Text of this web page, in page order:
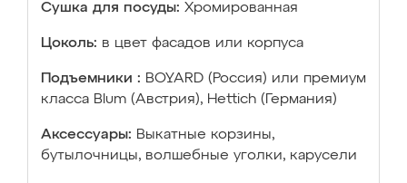
Сушка для посуды: Хромированная
Цоколь: в цвет фасадов или корпуса
Подъемники : BOYARD (Россия) или премиум
класса Blum (Австрия), Hettich (Германия)
Аксессуары: Выкатные корзины,
бутылочницы, волшебные уголки, карусели